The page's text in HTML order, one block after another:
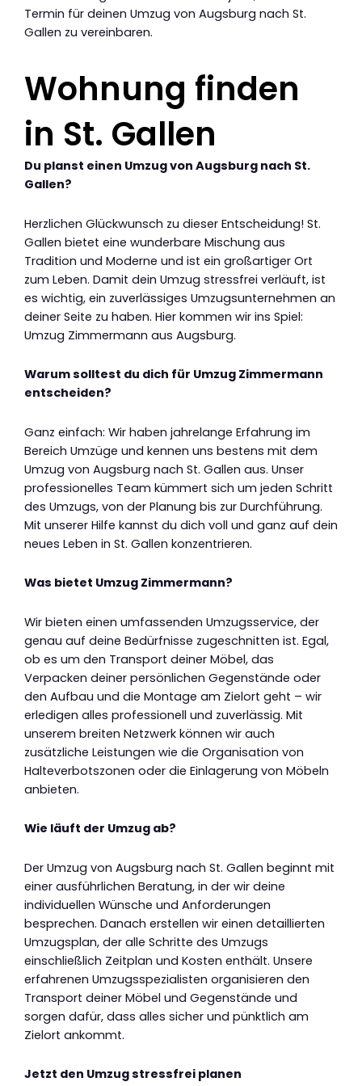
Termin für deinen Umzug von Augsburg nach St.
Gallen zu vereinbaren.
Wohnung finden
in St. Gallen
Du planst einen Umzug von Augsburg nach St.
Gallen?
Herzlichen Glückwunsch zu dieser Entscheidung! St.
Gallen bietet eine wunderbare Mischung aus
Tradition und Moderne und ist ein großartiger Ort
zum Leben. Damit dein Umzug stressfrei verläuft, ist
es wichtig, ein zuverlässiges Umzugsunternehmen an
deiner Seite zu haben. Hier kommen wir ins Spiel:
Umzug Zimmermann aus Augsburg.
Warum solltest du dich für Umzug Zimmermann
entscheiden?
Ganz einfach: Wir haben jahrelange Erfahrung im
Bereich Umzüge und kennen uns bestens mit dem
Umzug von Augsburg nach St. Gallen aus. Unser
professionelles Team kümmert sich um jeden Schritt
des Umzugs, von der Planung bis zur Durchführung.
Mit unserer Hilfe kannst du dich voll und ganz auf dein
neues Leben in St. Gallen konzentrieren.
Was bietet Umzug Zimmermann?
Wir bieten einen umfassenden Umzugsservice, der
genau auf deine Bedürfnisse zugeschnitten ist. Egal,
ob es um den Transport deiner Möbel, das
Verpacken deiner persönlichen Gegenstände oder
den Aufbau und die Montage am Zielort geht – wir
erledigen alles professionell und zuverlässig. Mit
unserem breiten Netzwerk können wir auch
zusätzliche Leistungen wie die Organisation von
Halteverbotszonen oder die Einlagerung von Möbeln
anbieten.
Wie läuft der Umzug ab?
Der Umzug von Augsburg nach St. Gallen beginnt mit
einer ausführlichen Beratung, in der wir deine
individuellen Wünsche und Anforderungen
besprechen. Danach erstellen wir einen detaillierten
Umzugsplan, der alle Schritte des Umzugs
einschließlich Zeitplan und Kosten enthält. Unsere
erfahrenen Umzugsspezialisten organisieren den
Transport deiner Möbel und Gegenstände und
sorgen dafür, dass alles sicher und pünktlich am
Zielort ankommt.
Jetzt den Umzug stressfrei planen